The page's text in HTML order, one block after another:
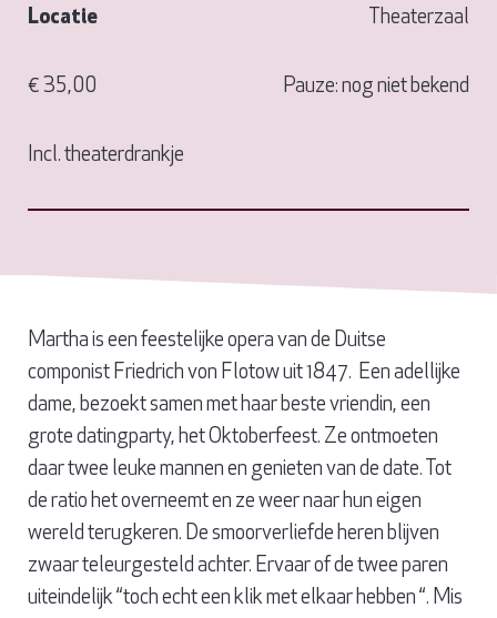
Locatie Theaterzaal
€ 35,00 Pauze: nog niet bekend
Incl. theaterdrankje
Martha is een feestelijke opera van de Duitse
componist Friedrich von Flotow uit 1847. Een adellijke
dame, bezoekt samen met haar beste vriendin, een
grote datingparty, het Oktoberfeest. Ze ontmoeten
daar twee leuke mannen en genieten van de date. Tot
de ratio het overneemt en ze weer naar hun eigen
wereld terugkeren. De smoorverliefde heren blijven
zwaar teleurgesteld achter. Ervaar of de twee paren
uiteindelijk “toch echt een klik met elkaar hebben “. Mis